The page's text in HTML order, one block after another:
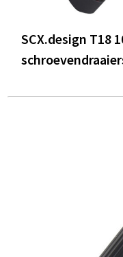
SCX.design T18